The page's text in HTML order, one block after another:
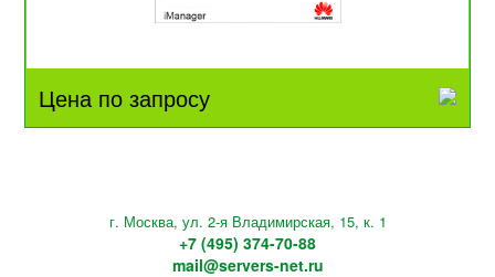
Цена по запросу
г. Москва, ул. 2-я Владимирская, 15, к. 1
+7 (495) 374-70-88
mail@servers-net.ru